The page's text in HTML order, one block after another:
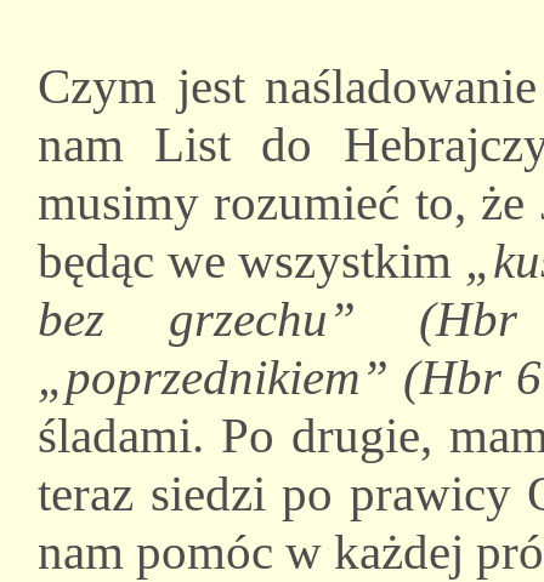
Czym jest
nam List do
musimy rozumieć to, że
będąc we wszystkim
bez grzechu”
„poprzednikiem” (Hbr
śladami. Po drugie,
teraz siedzi po prawicy
nam pomóc w każdej